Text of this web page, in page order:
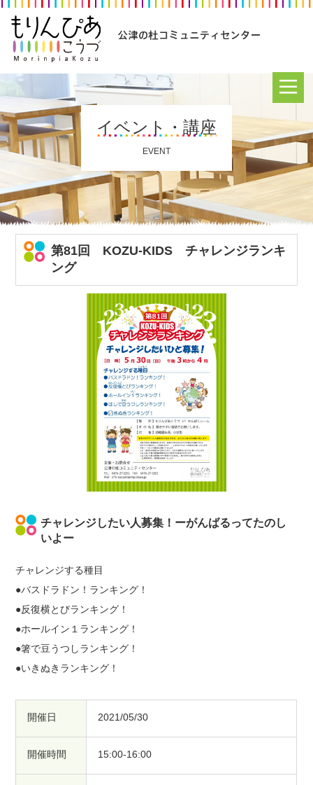
イベント・講座
EVENT
第81回 KOZU-KIDS チャレンジランキ
ング
チャレンジしたい人募集！ーがんばるってたのし
いよー
チャレンジする種目
●バスドラドン！ランキング！
●反復横とびランキング！
●ホールイン１ランキング！
●箸で豆うつしランキング！
●いきぬきランキング！
開催日 2021/05/30
開催時間 15:00-16:00